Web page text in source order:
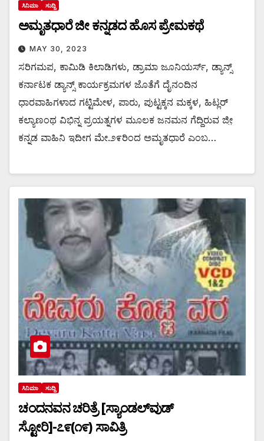
ಸಿನಿಮಾ ಸುದ್ದಿ
ಅಮೃತಧಾರೆ ಜೀ ಕನ್ನಡದ ಹೊಸ ಪ್ರೇಮಕಥೆ
MAY 30, 2023
ಸರಿಗಮಪ, ಕಾಮಿಡಿ ಕಿಲಾಡಿಗಳು, ಡ್ರಾಮಾ ಜೂನಿಯರ್ಸ್, ಡ್ಯಾನ್ಸ್
ಕರ್ನಾಟಕ ಡ್ಯಾನ್ಸ್ ಕಾರ್ಯಕ್ರಮಗಳ ಜೊತೆಗೆ ದೈನಂದಿನ
ಧಾರವಾಹಿಗಳಾದ ಗಟ್ಟಿಮೇಳ, ಪಾರು, ಪುಟ್ಟಕ್ಕನ ಮಕ್ಕಳ, ಹಿಟ್ಲರ್
ಕಲ್ಯಾಣಂಥ ವಿಭಿನ್ನ ಪ್ರಯತ್ನಗಳ ಮೂಲಕ ಜನಮನ ಗೆದ್ದಿರುವ ಜೀ಼
ಕನ್ನಡ ವಾಹಿನಿ ಇದೀಗ ಮೇ.೨೯ರಿಂದ ಅಮೃತಧಾರೆ ಎಂಬ…
ಸಿನಿಮಾ ಸುದ್ದಿ
ಚಂದನವನ ಚರಿತ್ರೆ [ಸ್ಯಾಂಡಲ್‌ವುಡ್
ಸ್ಟೋರಿ]-೭೯(೧೯) ಸಾವಿತ್ರಿ